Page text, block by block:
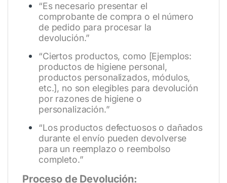
“Es necesario presentar el
comprobante de compra o el número
de pedido para procesar la
devolución.”
“Ciertos productos, como [Ejemplos:
productos de higiene personal,
productos personalizados, módulos,
etc.], no son elegibles para devolución
por razones de higiene o
personalización.”
“Los productos defectuosos o dañados
durante el envío pueden devolverse
para un reemplazo o reembolso
completo.”
Proceso de Devolución: